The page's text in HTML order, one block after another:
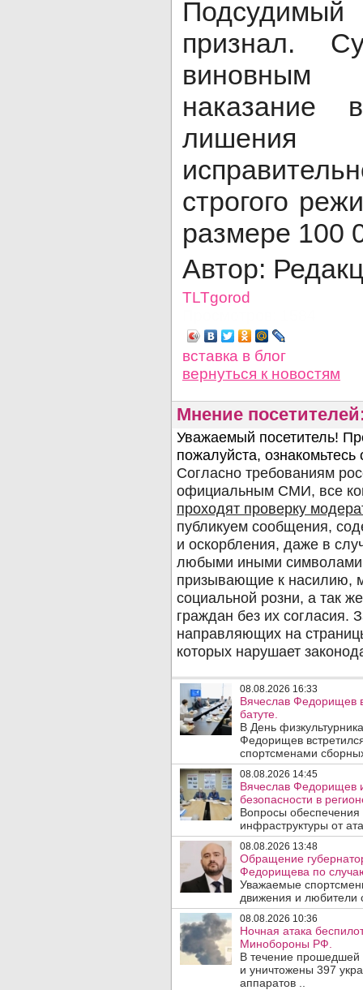
признал.
строгого
размере 100
Автор:
TLTgorod
вставка в блог
вернуться к новостям
Мнение
08.08.2026 16:33
Вячеслав Федорищев
батуте.
В День
Федорищев
спортсменами
08.08.2026 14:45
Вячеслав Федорищев
безопасности в
Вопросы обеспечения
инфраструктуры от
08.08.2026 13:48
Обращение
Федорищева по
Уважаемые
движения и любители
08.08.2026 10:36
Ночная атака
Минобороны РФ.
В течение
и уничтожены 397
аппаратов ..